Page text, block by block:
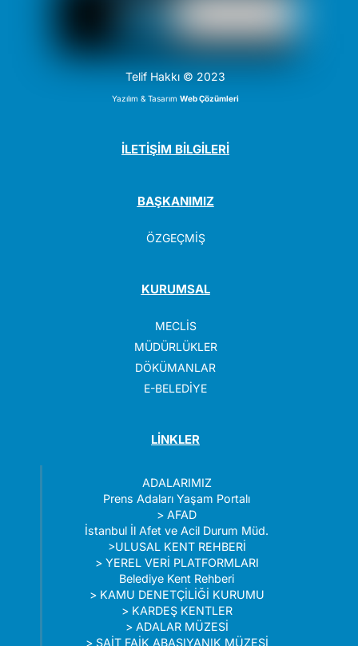
Telif Hakkı © 2023
Yazılım & TasarımWeb Çözümleri
İLETİŞİM BİLGİLERİ
BAŞKANIMIZ
ÖZGEÇMİŞ
KURUMSAL
MECLİS
MÜDÜRLÜKLER
DÖKÜMANLAR
E-BELEDİYE
LİNKLER
ADALARIMIZ
Prens Adaları Yaşam Portalı
>AFAD
İstanbul İl Afet ve Acil Durum Müd.
>ULUSAL KENT REHBERİ
> YEREL VERİ PLATFORMLARI
Belediye Kent Rehberi
> KAMU DENETÇİLİĞİ KURUMU
> KARDEŞ KENTLER
> ADALAR MÜZESİ
> SAİT FAİK ABASIYANIK MÜZESİ